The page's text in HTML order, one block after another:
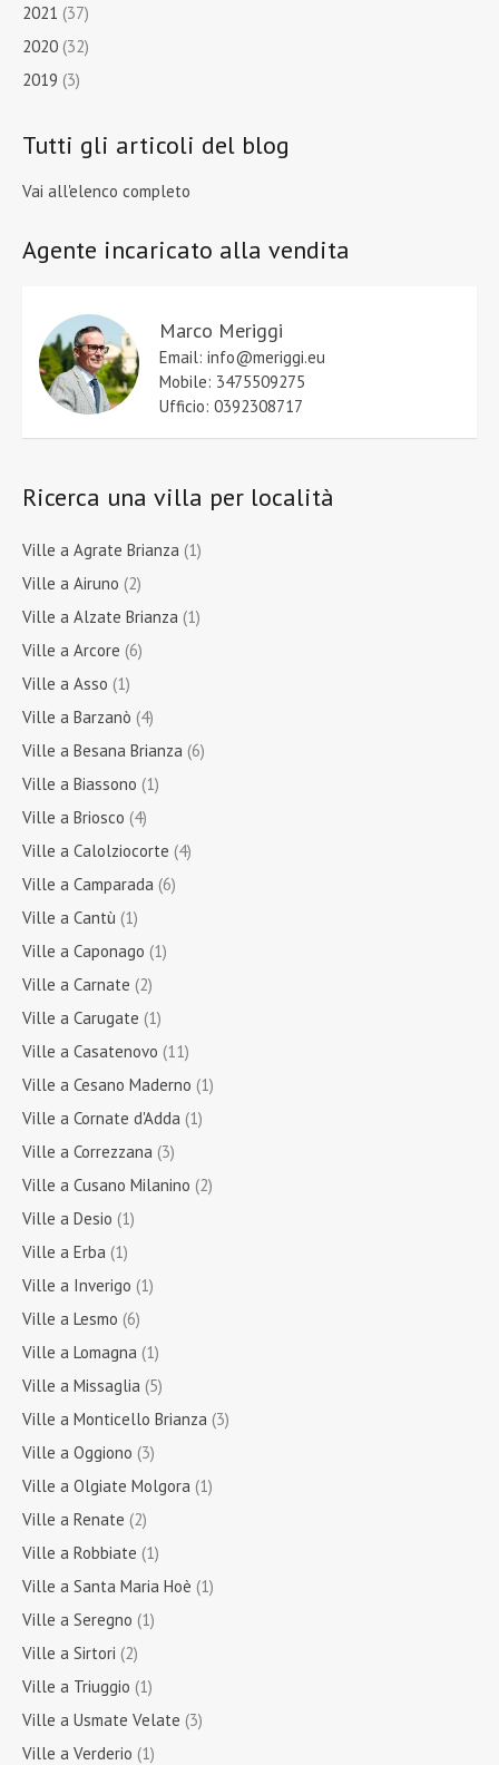
2021 (37)
2020 (32)
2019 (3)
Tutti gli articoli del blog
Vai all'elenco completo
Agente incaricato alla vendita
Marco Meriggi
Email: info@meriggi.eu
Mobile: 3475509275
Ufficio: 0392308717
Ricerca una villa per località
Ville a Agrate Brianza (1)
Ville a Airuno (2)
Ville a Alzate Brianza (1)
Ville a Arcore (6)
Ville a Asso (1)
Ville a Barzanò (4)
Ville a Besana Brianza (6)
Ville a Biassono (1)
Ville a Briosco (4)
Ville a Calolziocorte (4)
Ville a Camparada (6)
Ville a Cantù (1)
Ville a Caponago (1)
Ville a Carnate (2)
Ville a Carugate (1)
Ville a Casatenovo (11)
Ville a Cesano Maderno (1)
Ville a Cornate d'Adda (1)
Ville a Correzzana (3)
Ville a Cusano Milanino (2)
Ville a Desio (1)
Ville a Erba (1)
Ville a Inverigo (1)
Ville a Lesmo (6)
Ville a Lomagna (1)
Ville a Missaglia (5)
Ville a Monticello Brianza (3)
Ville a Oggiono (3)
Ville a Olgiate Molgora (1)
Ville a Renate (2)
Ville a Robbiate (1)
Ville a Santa Maria Hoè (1)
Ville a Seregno (1)
Ville a Sirtori (2)
Ville a Triuggio (1)
Ville a Usmate Velate (3)
Ville a Verderio (1)